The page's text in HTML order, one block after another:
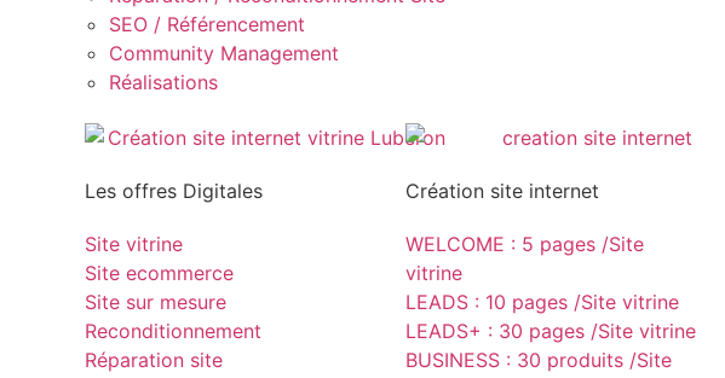
SEO / Référencement
Community Management
Réalisations
Les offres Digitales
Site vitrine
Site ecommerce
Site sur mesure
Reconditionnement
Réparation site
Création site internet
WELCOME : 5 pages /Site
vitrine
LEADS : 10 pages /Site vitrine
LEADS+ : 30 pages /Site vitrine
BUSINESS : 30 produits /Site